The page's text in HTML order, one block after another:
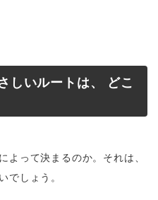
しいルートは、 どこ
よって決まるのか。それは、
でしょう。